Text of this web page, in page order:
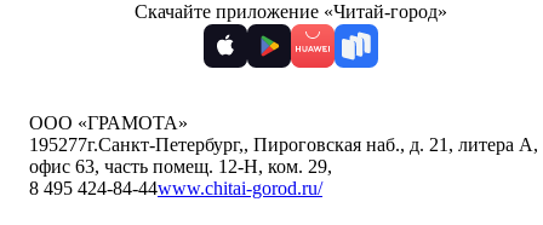
Скачайте приложение «Читай-город»
ООО «ГРАМОТА»
195277г.Санкт-Петербург,, Пироговская наб., д. 21, литера А,
офис 63, часть помещ. 12-Н, ком. 29,
8 495 424-84-44www.chitai-gorod.ru/